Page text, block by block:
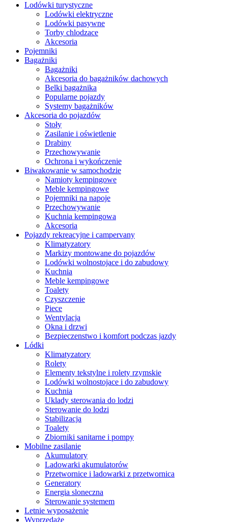
Lodówki turystyczne
Lodówki elektryczne
Lodówki pasywne
Torby chlodzace
Akcesoria
Pojemniki
Bagażniki
Bagażniki
Akcesoria do bagażników dachowych
Belki bagażnika
Popularne pojazdy
Systemy bagażników
Akcesoria do pojazdów
Stoły
Zasilanie i oświetlenie
Drabiny
Przechowywanie
Ochrona i wykończenie
Biwakowanie w samochodzie
Namioty kempingowe
Meble kempingowe
Pojemniki na napoje
Przechowywanie
Kuchnia kempingowa
Akcesoria
Pojazdy rekreacyjne i campervany
Klimatyzatory
Markizy montowane do pojazdów
Lodówki wolnostojace i do zabudowy
Kuchnia
Meble kempingowe
Toalety
Czyszczenie
Piece
Wentylacja
Okna i drzwi
Bezpieczenstwo i komfort podczas jazdy
Lódki
Klimatyzatory
Rolety
Elementy tekstylne i rolety rzymskie
Lodówki wolnostojace i do zabudowy
Kuchnia
Uklady sterowania do lodzi
Sterowanie do lodzi
Stabilizacja
Toalety
Zbiorniki sanitarne i pompy
Mobilne zasilanie
Akumulatory
Ladowarki akumulatorów
Przetwornice i ladowarki z przetwornica
Generatory
Energia sloneczna
Sterowanie systemem
Letnie wyposażenie
Wyprzedaże